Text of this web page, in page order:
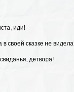
иди!
своей сказке не
детвора!